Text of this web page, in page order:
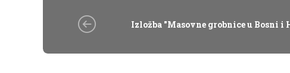
Izložba "Masovne grobnice u Bosni i